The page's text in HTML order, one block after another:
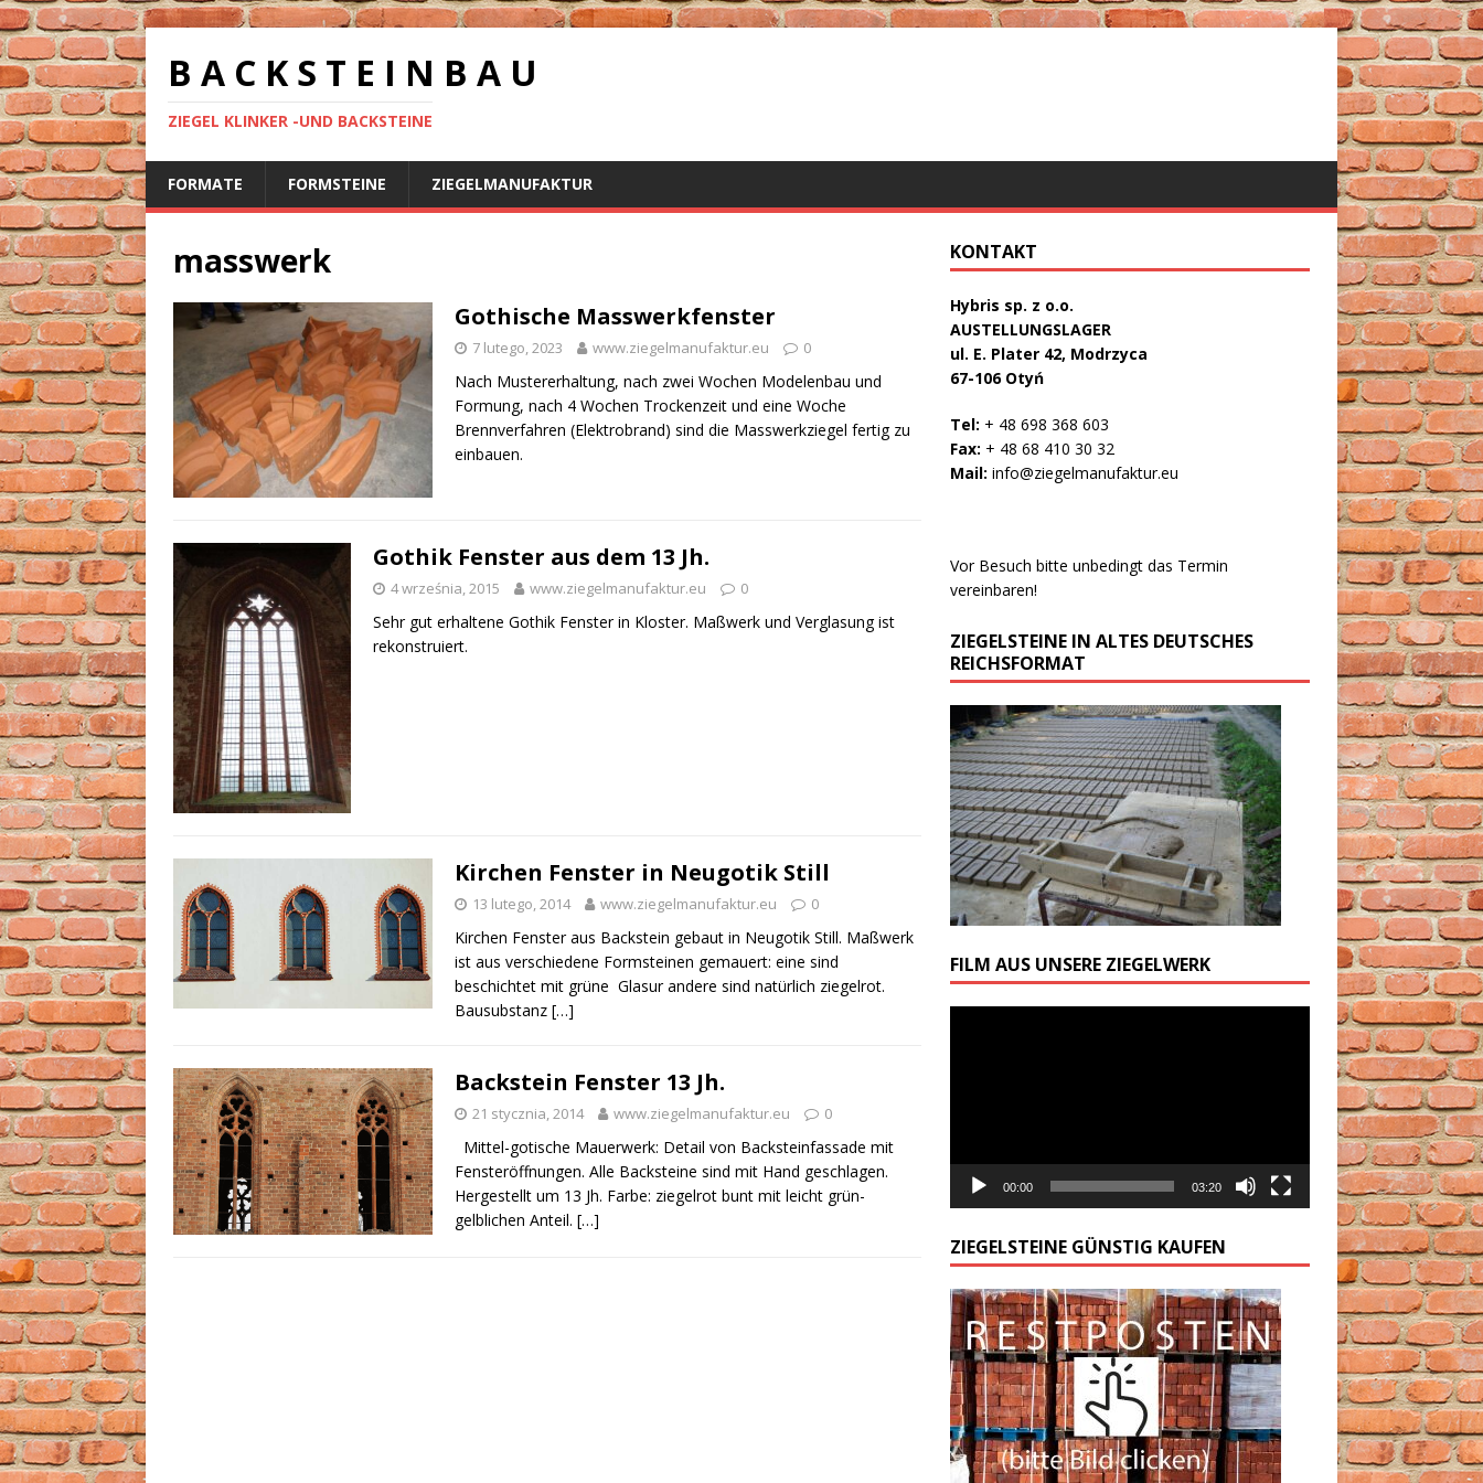
B A C K S T E I N B A U
ZIEGEL KLINKER -UND BACKSTEINE
FORMATE FORMSTEINE ZIEGELMANUFAKTUR
masswerk
Gothische Masswerkfenster
7 lutego, 2023 www.ziegelmanufaktur.eu 0
Nach Mustererhaltung, nach zwei Wochen Modelenbau und
Formung, nach 4 Wochen Trockenzeit und eine Woche
Brennverfahren (Elektrobrand) sind die Masswerkziegel fertig zu
einbauen.
Gothik Fenster aus dem 13 Jh.
4 września, 2015 www.ziegelmanufaktur.eu 0
Sehr gut erhaltene Gothik Fenster in Kloster. Maßwerk und Verglasung ist
rekonstruiert.
Kirchen Fenster in Neugotik Still
13 lutego, 2014 www.ziegelmanufaktur.eu 0
Kirchen Fenster aus Backstein gebaut in Neugotik Still. Maßwerk
ist aus verschiedene Formsteinen gemauert: eine sind
beschichtet mit grüne Glasur andere sind natürlich ziegelrot.
Bausubstanz […]
Backstein Fenster 13 Jh.
21 stycznia, 2014 www.ziegelmanufaktur.eu 0
Mittel-gotische Mauerwerk: Detail von Backsteinfassade mit
Fensteröffnungen. Alle Backsteine sind mit Hand geschlagen.
Hergestellt um 13 Jh. Farbe: ziegelrot bunt mit leicht grün-
gelblichen Anteil. […]
KONTAKT
Hybris sp. z o.o.
AUSTELLUNGSLAGER
ul. E. Plater 42, Modrzyca
67-106 Otyń
Tel: + 48 698 368 603
Fax: + 48 68 410 30 32
Mail: info@ziegelmanufaktur.eu
Vor Besuch bitte unbedingt das Termin
vereinbaren!
ZIEGELSTEINE IN ALTES DEUTSCHES
REICHSFORMAT
FILM AUS UNSERE ZIEGELWERK
00:00 03:20
ZIEGELSTEINE GÜNSTIG KAUFEN